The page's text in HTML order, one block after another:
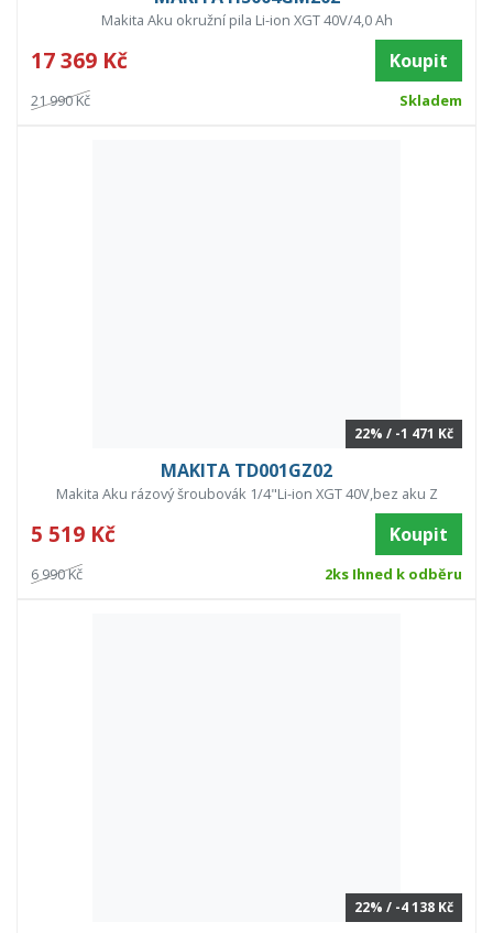
Makita Aku okružní pila Li-ion XGT 40V/4,0 Ah
17 369 Kč Koupit
21 990 Kč Skladem
22% / -1 471 Kč
MAKITA TD001GZ02
Makita Aku rázový šroubovák 1/4"Li-ion XGT 40V,bez aku Z
5 519 Kč Koupit
6 990 Kč 2ks Ihned k odběru
22% / -4 138 Kč